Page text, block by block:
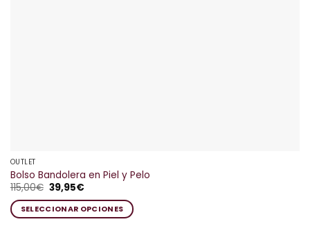
OUTLET
Bolso Bandolera en Piel y Pelo
115,00€ El
precio
original
era:
115,00€.
39,95€El
actual
es:
39,95€.
SELECCIONAR OPCIONES